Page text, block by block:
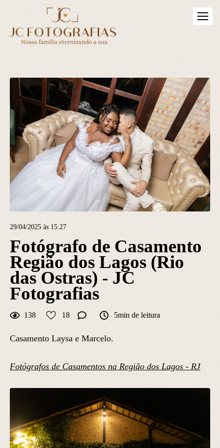
29/04/2025 às 15:27
Fotógrafo de Casamento
Região dos Lagos (Rio
das Ostras) - JC
Fotografias
138 18 5min de leitura
Casamento Laysa e Marcelo.
Fotógrafos de Casamentos na Região dos Lagos - RJ